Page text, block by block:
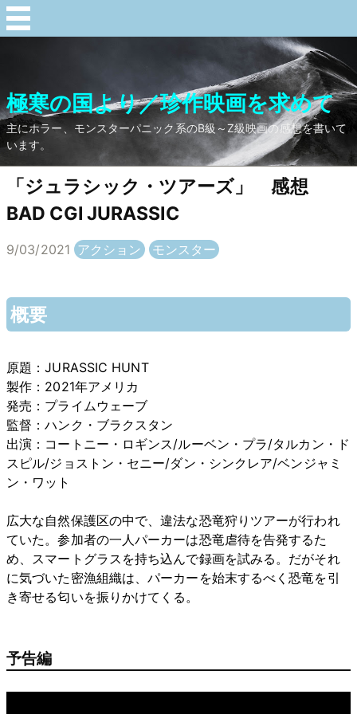
極寒の国より／珍作映画を求めて
主にホラー、モンスターパニック系のB級～Z級映画の感想を書いて
います。
「ジュラシック・ツアーズ」 感想
BAD CGI JURASSIC
9/03/2021 アクション モンスター
概要
原題：JURASSIC HUNT
製作：2021年アメリカ
発売：プライムウェーブ
監督：ハンク・ブラクスタン
出演：コートニー・ロギンス/ルーベン・プラ/タルカン・ド
スピル/ジョストン・セニー/ダン・シンクレア/ベンジャミ
ン・ワット
広大な自然保護区の中で、違法な恐竜狩りツアーが行われ
ていた。参加者の一人パーカーは恐竜虐待を告発するた
め、スマートグラスを持ち込んで録画を試みる。だがそれ
に気づいた密漁組織は、パーカーを始末するべく恐竜を引
き寄せる匂いを振りかけてくる。
予告編